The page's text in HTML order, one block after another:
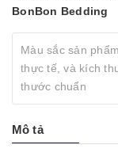
BonBon Bedding
Màu sắc sản
thực tế, và kích
thước chuẩn
Mô tả